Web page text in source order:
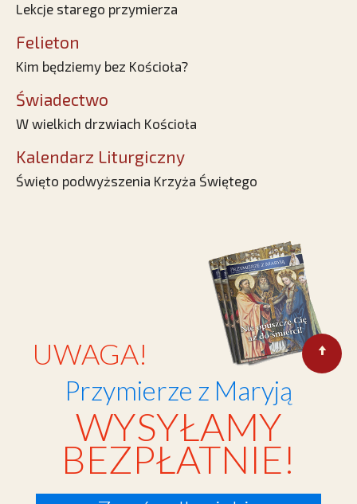
Lekcje starego przymierza
Felieton
Kim będziemy bez Kościoła?
Świadectwo
W wielkich drzwiach Kościoła
Kalendarz Liturgiczny
Święto podwyższenia Krzyża Świętego
UWAGA!
Przymierze z Maryją
WYSYŁAMY
BEZPŁATNIE!